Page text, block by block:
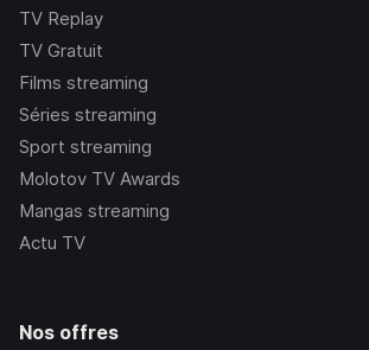
TV Replay
TV Gratuit
Films streaming
Séries streaming
Sport streaming
Molotov TV Awards
Mangas streaming
Actu TV
Nos offres